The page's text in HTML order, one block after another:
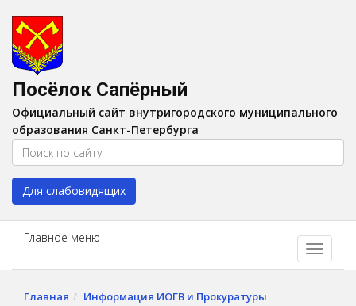
Изображения:
Цвет:A A
Посёлок Сапёрный
Официальный сайт внутригородского муниципального
образования Санкт-Петербурга
Для слабовидящих
Главное меню
Главная
Информация ИОГВ и Прокуратуры